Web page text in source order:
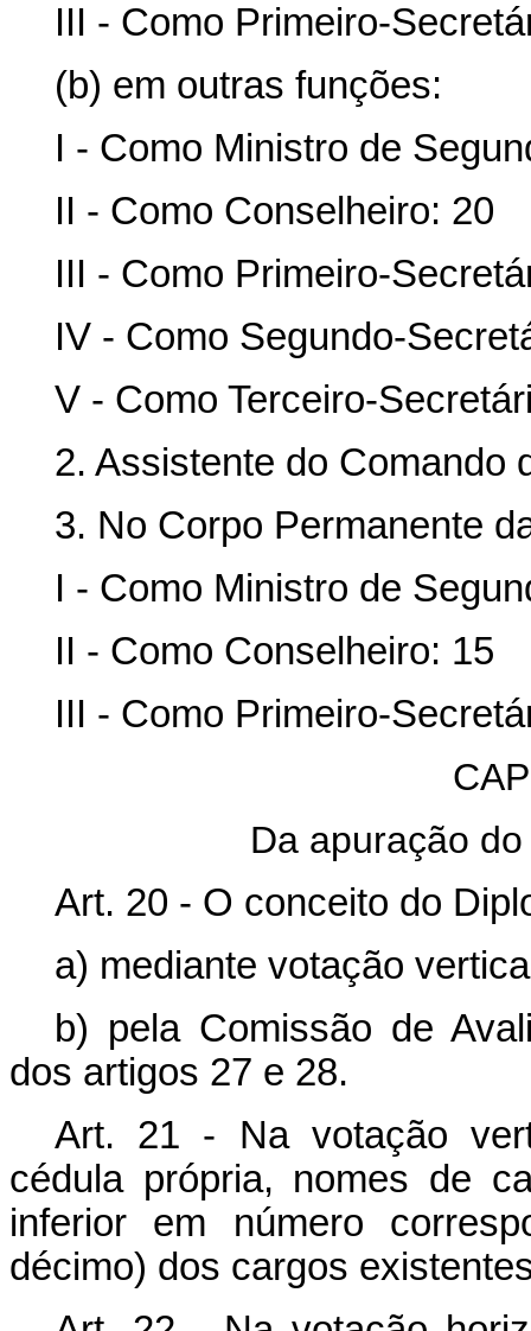
III - Como Primeiro-
(b) em outras funções:
I - Como Ministro de
II - Como Conselheiro: 20
III - Como Primeiro-
IV - Como Segundo-
V - Como Terceiro-
2. Assistente do Comando
3. No Corpo Permanente
I - Como Ministro de
II - Como Conselheiro: 15
III - Como Primeiro-
Da apuração
Art. 20 - O conceito do
a) mediante votação
b) pela Comissão de
dos artigos 27 e 28.
Art. 21 - Na votação
cédula própria, nomes de
inferior em número
décimo) dos cargos